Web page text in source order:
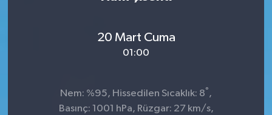
20 Mart Cuma
01:00
Nem: %95, Hissedilen Sıcaklık: 8° ,
Basınç: 1001 hPa, Rüzgar: 27 km/s,